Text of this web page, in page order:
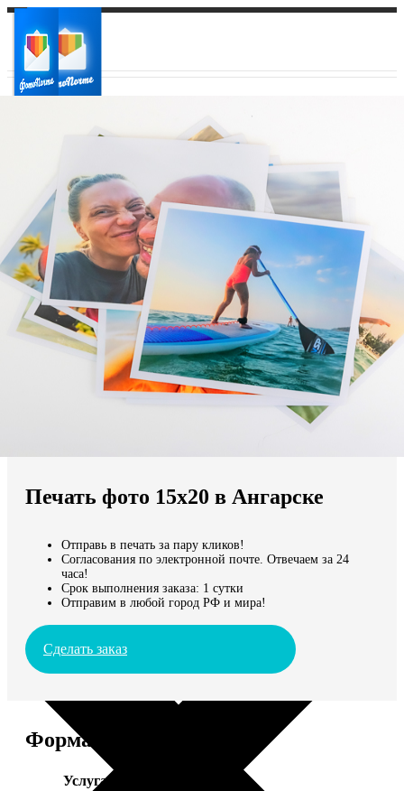
Ваш регион доставки
Выберите из списка:
Мы доставляем по всему миру
Продолжить без города
Печать фото 15х20 в Ангарске
Отправь в печать за пару кликов!
Согласования по электронной почте. Отвечаем за 24
часа!
Срок выполнения заказа: 1 сутки
Отправим в любой город РФ и мира!
Сделать заказ
Форматы и цены
Услуга